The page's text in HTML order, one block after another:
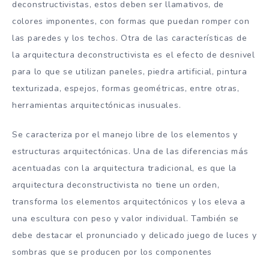
deconstructivistas, estos deben ser llamativos, de
colores imponentes, con formas que puedan romper con
las paredes y los techos. Otra de las características de
la arquitectura deconstructivista es el efecto de desnivel
para lo que se utilizan paneles, piedra artificial, pintura
texturizada, espejos, formas geométricas, entre otras,
herramientas arquitectónicas inusuales.
Se caracteriza por el manejo libre de los elementos y
estructuras arquitectónicas. Una de las diferencias más
acentuadas con la arquitectura tradicional, es que la
arquitectura deconstructivista no tiene un orden,
transforma los elementos arquitectónicos y los eleva a
una escultura con peso y valor individual. También se
debe destacar el pronunciado y delicado juego de luces y
sombras que se producen por los componentes